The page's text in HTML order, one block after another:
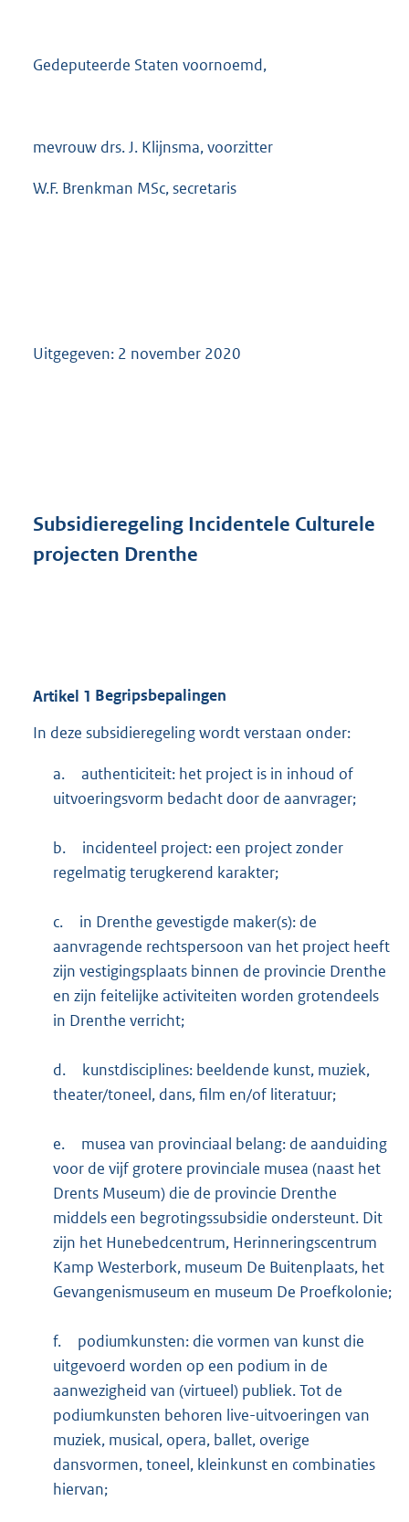
Gedeputeerde Staten voornoemd,
mevrouw drs. J. Klijnsma, voorzitter
W.F. Brenkman MSc, secretaris
Uitgegeven: 2 november 2020
Subsidieregeling Incidentele Culturele
projecten Drenthe
Artikel 1 Begripsbepalingen
In deze subsidieregeling wordt verstaan onder:
a.
authenticiteit: het project is in inhoud of
uitvoeringsvorm bedacht door de aanvrager;
b.
incidenteel project: een project zonder
regelmatig terugkerend karakter;
c.
in Drenthe gevestigde maker(s): de
aanvragende rechtspersoon van het project heeft
zijn vestigingsplaats binnen de provincie Drenthe
en zijn feitelijke activiteiten worden grotendeels
in Drenthe verricht;
d.
kunstdisciplines: beeldende kunst, muziek,
theater/toneel, dans, film en/of literatuur;
e.
musea van provinciaal belang: de aanduiding
voor de vijf grotere provinciale musea (naast het
Drents Museum) die de provincie Drenthe
middels een begrotingssubsidie ondersteunt. Dit
zijn het Hunebedcentrum, Herinneringscentrum
Kamp Westerbork, museum De Buitenplaats, het
Gevangenismuseum en museum De Proefkolonie;
f.
podiumkunsten: die vormen van kunst die
uitgevoerd worden op een podium in de
aanwezigheid van (virtueel) publiek. Tot de
podiumkunsten behoren live-uitvoeringen van
muziek, musical, opera, ballet, overige
dansvormen, toneel, kleinkunst en combinaties
hiervan;